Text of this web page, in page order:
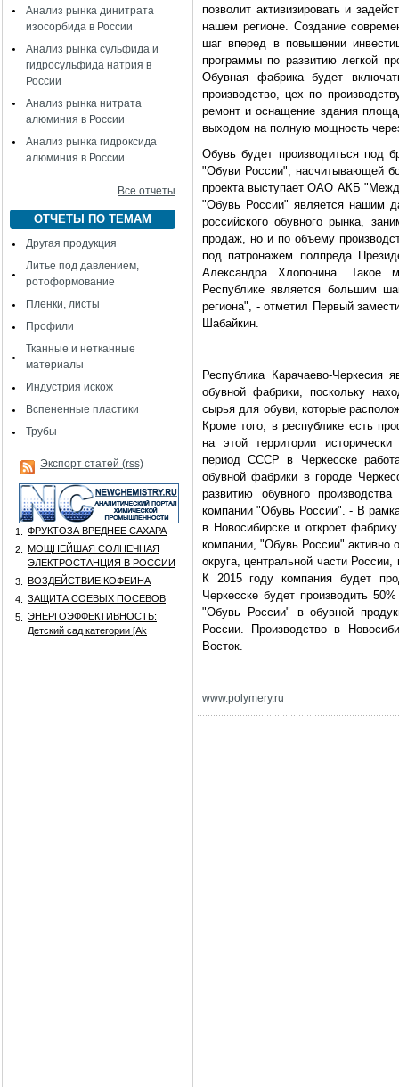
Анализ рынка динитрата
изосорбида в России
Анализ рынка сульфида и
гидросульфида натрия в
России
Анализ рынка нитрата
алюминия в России
Анализ рынка гидроксида
алюминия в России
Все отчеты
ОТЧЕТЫ ПО ТЕМАМ
Другая продукция
Литье под давлением,
ротоформование
Пленки, листы
Профили
Тканные и нетканные
материалы
Индустрия искож
Вспененные пластики
Трубы
Экспорт статей (rss)
1.
ФРУКТОЗА ВРЕДНЕЕ САХАРА
2.
МОЩНЕЙШАЯ СОЛНЕЧНАЯ
ЭЛЕКТРОСТАНЦИЯ В РОССИИ
3.
ВОЗДЕЙСТВИЕ КОФЕИНА
4.
ЗАЩИТА СОЕВЫХ ПОСЕВОВ
5.
ЭНЕРГОЭФФЕКТИВНОСТЬ:
Детский сад категории [Аk
позволит активизировать и
нашем регионе. Создание
шаг вперед в повышении
программы по развитию легкой
Обувная фабрика будет
производство, цех по
ремонт и оснащение здания
выходом на полную мощность
Обувь будет производиться под
"Обуви России", насчитывающей
проекта выступает ОАО АКБ
"Обувь России" является нашим
российского обувного рынка,
продаж, но и по объему
под патронажем полпреда
Александра Хлопонина. Такое
Республике является большим
региона", - отметил Первый
Шабайкин.
Республика Карачаево-Черкесия
обувной фабрики, поскольку
сырья для обуви, которые
Кроме того, в республике есть
на этой территории
период СССР в Черкесске
обувной фабрики в городе
развитию обувного
компании "Обувь России". - В
в Новосибирске и откроет
компании, "Обувь России" активно
округа, центральной части
К 2015 году компания будет
Черкесске будет производить
"Обувь России" в обувной
России. Производство в
Восток.
www.polymery.ru